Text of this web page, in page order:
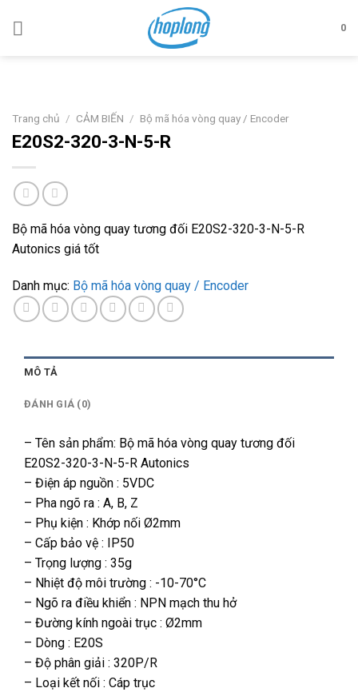
0
Trang chủ / CẢM BIẾN / Bộ mã hóa vòng quay / Encoder
E20S2-320-3-N-5-R
Bộ mã hóa vòng quay tương đối E20S2-320-3-N-5-R
Autonics giá tốt
Danh mục: Bộ mã hóa vòng quay / Encoder
MÔ TẢ
ĐÁNH GIÁ (0)
– Tên sản phẩm: Bộ mã hóa vòng quay tương đối
E20S2-320-3-N-5-R Autonics
– Điện áp nguồn : 5VDC
– Pha ngõ ra : A, B, Z
– Phụ kiện : Khớp nối Ø2mm
– Cấp bảo vệ : IP50
– Trọng lượng : 35g
– Nhiệt độ môi trường : -10-70°C
– Ngõ ra điều khiển : NPN mạch thu hở
– Đường kính ngoài trục : Ø2mm
– Dòng : E20S
– Độ phân giải : 320P/R
– Loại kết nối : Cáp trục